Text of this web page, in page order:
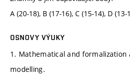
A (20-18), B (17-16), C (15-14), D (13-
OSNOVY VÝUKY
1. Mathematical and
modelling.